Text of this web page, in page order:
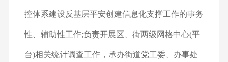
控体系建设反基层平安创建信息化支撑工作的事务
性、辅助性工作;负责开展区、街两级网格中心(平
台)相关统计调查工作，承办街道党工委、办事处